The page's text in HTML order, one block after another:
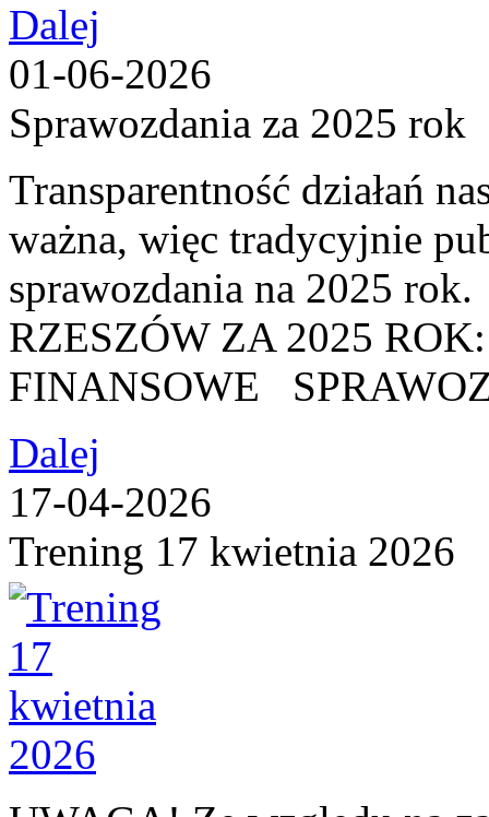
Dalej
01-06-2026
Sprawozdania za 2025 rok
Transparentność działań
ważna, więc tradycyjnie
sprawozdania na 2025
RZESZÓW ZA 2025
FINANSOWE
Dalej
17-04-2026
Trening 17 kwietnia 2026